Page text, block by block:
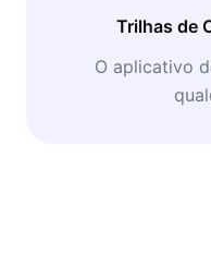
Trilhas de
O aplicativo